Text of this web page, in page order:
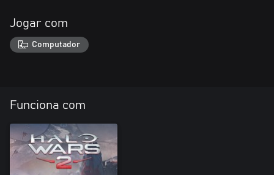
Jogar com
Computador
Funciona com